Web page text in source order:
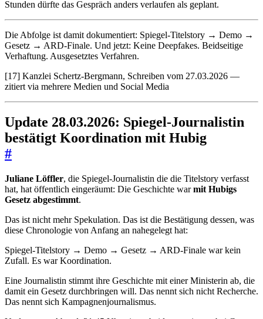
Stunden dürfte das Gespräch anders verlaufen als geplant.
Die Abfolge ist damit dokumentiert: Spiegel-Titelstory → Demo →
Gesetz → ARD-Finale. Und jetzt: Keine Deepfakes. Beidseitige
Verhaftung. Ausgesetztes Verfahren.
[17] Kanzlei Schertz-Bergmann, Schreiben vom 27.03.2026 —
zitiert via mehrere Medien und Social Media
Update 28.03.2026: Spiegel-Journalistin
bestätigt Koordination mit Hubig
#
Juliane Löffler, die Spiegel-Journalistin die die Titelstory verfasst
hat, hat öffentlich eingeräumt: Die Geschichte warmit Hubigs
Gesetz abgestimmt.
Das ist nicht mehr Spekulation. Das ist die Bestätigung dessen, was
diese Chronologie von Anfang an nahegelegt hat:
Spiegel-Titelstory → Demo → Gesetz → ARD-Finale war kein
Zufall. Es war Koordination.
Eine Journalistin stimmt ihre Geschichte mit einer Ministerin ab, die
damit ein Gesetz durchbringen will. Das nennt sich nicht Recherche.
Das nennt sich Kampagnenjournalismus.